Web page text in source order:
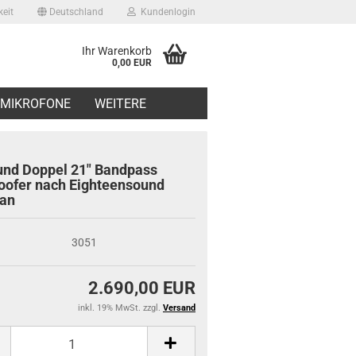
Deutschland Kundenlogin
Ihr Warenkorb
0,00 EUR
MIKROFONE WEITERE
Doppel 21" Bandpass
nach Eighteensound
3051
2.690,00 EUR
inkl. 19% MwSt. zzgl. Versand